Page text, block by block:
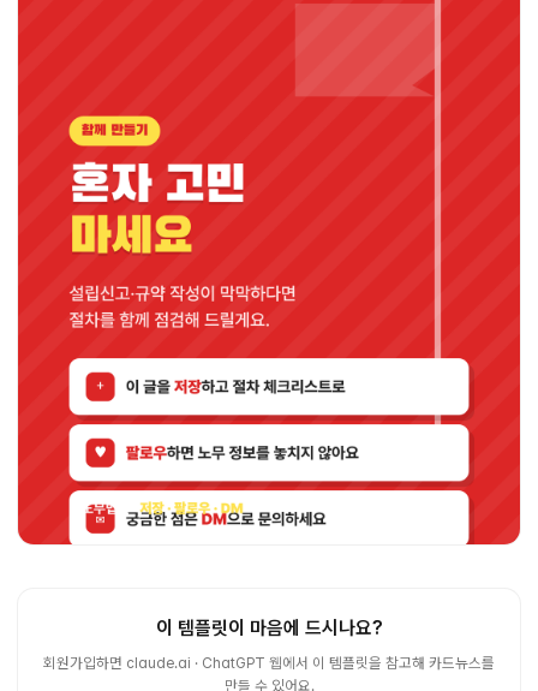
이 템플릿이 마음에 드시나요?
회원가입하면 claude.ai · ChatGPT 웹에서 이 템플릿을 참고해 카드뉴스를
만들 수 있어요.